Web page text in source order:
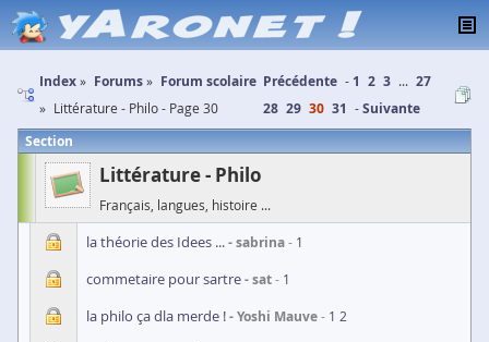
Index Forums Forum scolaire
Littérature - Philo - Page 30
Précédente 1 2 3 ... 27
28 29 30 31
Suivante
Section
Littérature - Philo
Français, langues, histoire ...
la théorie des Idees ... sabrina 1
commetaire pour sartre sat 1
la philo ça dla merde ! Yoshi Mauve 1 2